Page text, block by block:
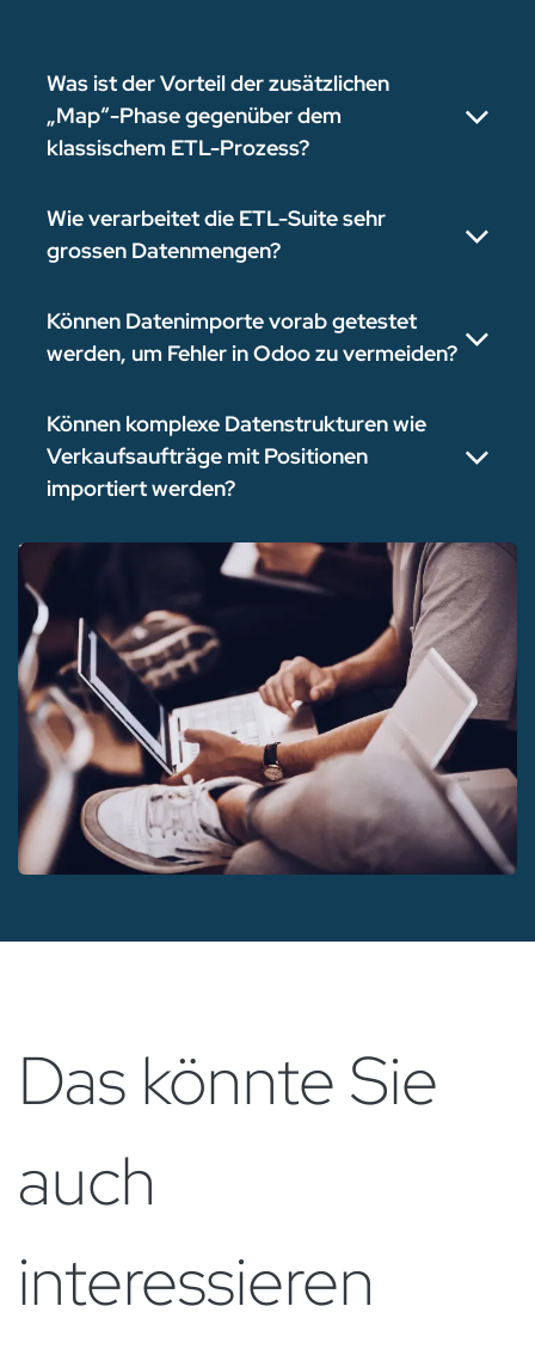
Was ist der Vorteil der zusätzlichen
„Map“-Phase gegenüber dem
klassischem ETL-Prozess?
Wie verarbeitet die ETL-Suite sehr
grossen Datenmengen?
Können Datenimporte vorab getestet
werden, um Fehler in Odoo zu vermeiden?
Können komplexe Datenstrukturen wie
Verkaufsaufträge mit Positionen
importiert werden?
Das könnte Sie
auch
interessieren